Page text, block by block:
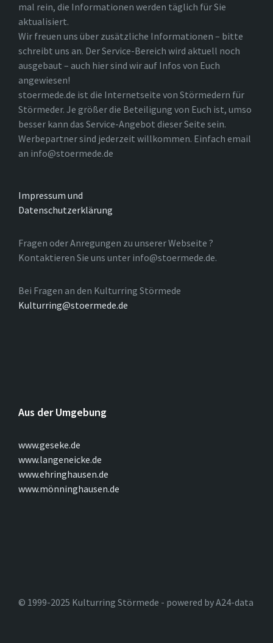
mal rein, die Informationen werden täglich für Sie
aktualisiert.
Wir freuen uns über zusätzliche Informationen – bitte
schreibt uns an. Der Service-Bereich wird aktuell noch
ausgebaut – auch hier sind wir auf Infos von Euch
angewiesen!
stoermede.de ist die Internetseite von Störmedern für
Störmeder. Je größer die Beteiligung von Euch ist, umso
besser kann das Service-Angebot dieser Seite sein.
Werbepartner sind jederzeit willkommen. Einfach email
an info@stoermede.de
Impressum und
Datenschutzerklärung
Fragen oder Anregungen zu unserer Webseite ?
Kontaktieren Sie uns unter info@stoermede.de.
Bei Fragen an den Kulturring Störmede
Kulturring@stoermede.de
Aus der Umgebung
www.geseke.de
www.langeneicke.de
www.ehringhausen.de
www.mönninghausen.de
© 1999-2025 Kulturring Störmede - powered by A24-data